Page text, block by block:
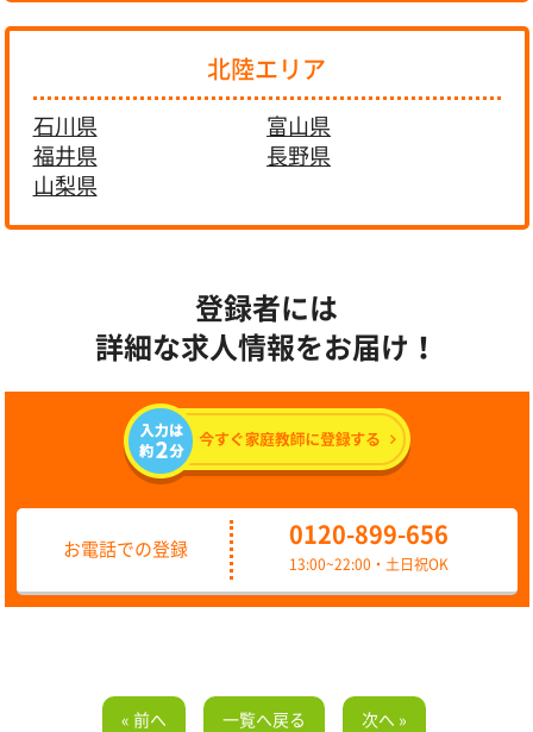
北陸エリア
石川県
富山県
福井県
長野県
山梨県
登録者には
詳細な求人情報をお届け！
お電話での登録
0120-899-656
13:00~22:00・土日祝OK
« 前へ 一覧へ戻る 次へ »